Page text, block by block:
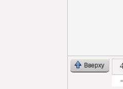
Вверху